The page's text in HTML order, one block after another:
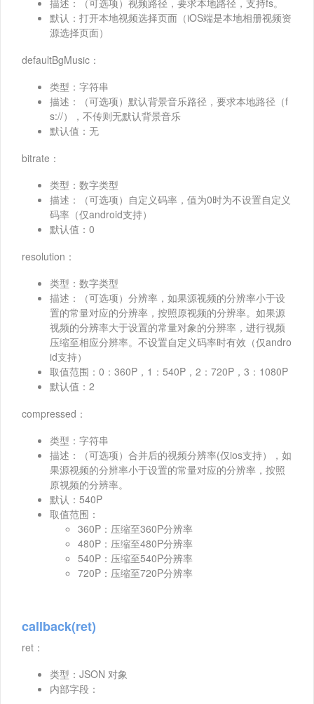
描述：（可选项）视频路径，要求本地路径，支持fs。
默认：打开本地视频选择页面（iOS端是本地相册视频资
源选择页面）
defaultBgMusic：
类型：字符串
描述：（可选项）默认背景音乐路径，要求本地路径（f
s://），不传则无默认背景音乐
默认值：无
bitrate：
类型：数字类型
描述：（可选项）自定义码率，值为0时为不设置自定义
码率（仅android支持）
默认值：0
resolution：
类型：数字类型
描述：（可选项）分辨率，如果源视频的分辨率小于设
置的常量对应的分辨率，按照原视频的分辨率。如果源
视频的分辨率大于设置的常量对象的分辨率，进行视频
压缩至相应分辨率。不设置自定义码率时有效（仅andro
id支持）
取值范围：0：360P，1：540P，2：720P，3：1080P
默认值：2
compressed：
类型：字符串
描述：（可选项）合并后的视频分辨率(仅ios支持），如
果源视频的分辨率小于设置的常量对应的分辨率，按照
原视频的分辨率。
默认：540P
取值范围：
360P：压缩至360P分辨率
480P：压缩至480P分辨率
540P：压缩至540P分辨率
720P：压缩至720P分辨率
callback(ret)
ret：
类型：JSON 对象
内部字段：